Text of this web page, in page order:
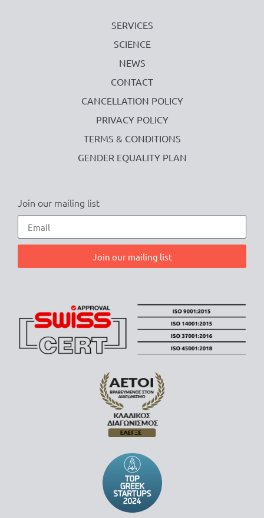
SERVICES
SCIENCE
NEWS
CONTACT
CANCELLATION POLICY
PRIVACY POLICY
TERMS & CONDITIONS
GENDER EQUALITY PLAN
Join our mailing list
Join our mailing list